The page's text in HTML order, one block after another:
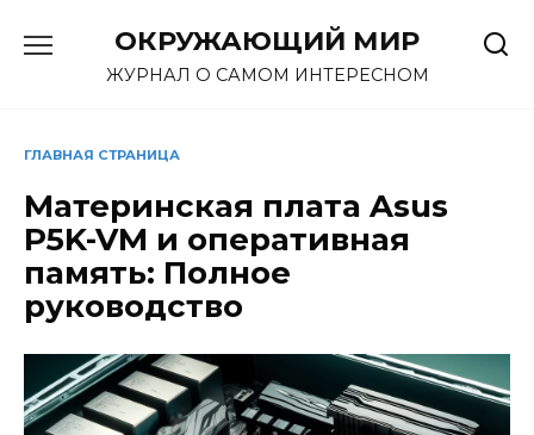
содержанию
ОКРУЖАЮЩИЙ МИР
ЖУРНАЛ О САМОМ ИНТЕРЕСНОМ
ГЛАВНАЯ СТРАНИЦА
Материнская плата Asus
P5K-VM и оперативная
память: Полное
руководство